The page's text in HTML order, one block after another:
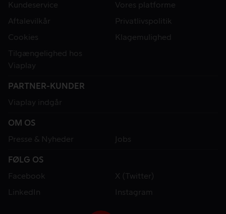
Kundeservice
Vores platforme
Aftalevilkår
Privatlivspolitik
Cookies
Klagemulighed
Tilgængelighed hos
Viaplay
PARTNER-KUNDER
Viaplay indgår
OM OS
Presse & Nyheder
Jobs
FØLG OS
Facebook
X (Twitter)
LinkedIn
Instagram